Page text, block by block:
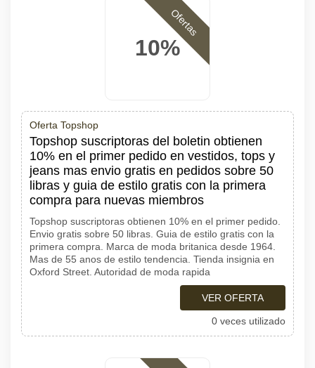
10%
Ofertas
Oferta Topshop
Topshop suscriptoras del boletin obtienen
10% en el primer pedido en vestidos, tops y
jeans mas envio gratis en pedidos sobre 50
libras y guia de estilo gratis con la primera
compra para nuevas miembros
Topshop suscriptoras obtienen 10% en el primer pedido.
Envio gratis sobre 50 libras. Guia de estilo gratis con la
primera compra. Marca de moda britanica desde 1964.
Mas de 55 anos de estilo tendencia. Tienda insignia en
Oxford Street. Autoridad de moda rapida
VER OFERTA
0 veces utilizado